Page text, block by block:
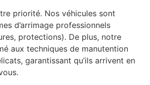
priorité. Nos véhicules sont
d’arrimage professionnels
protections). De plus, notre
aux techniques de manutention
garantissant qu’ils arrivent en